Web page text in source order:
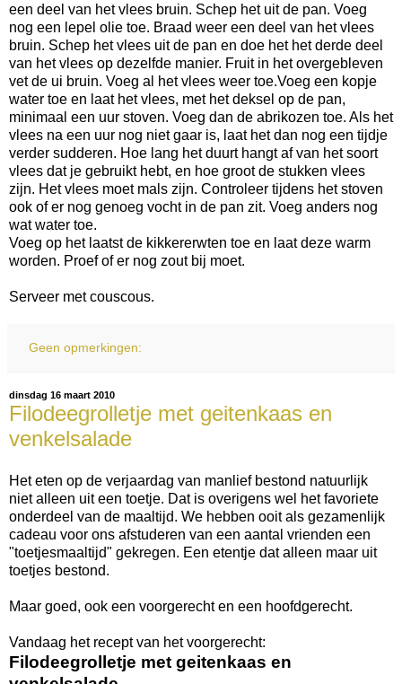
een deel van het vlees bruin. Schep het uit de pan. Voeg
nog een lepel olie toe. Braad weer een deel van het vlees
bruin. Schep het vlees uit de pan en doe het het derde deel
van het vlees op dezelfde manier. Fruit in het overgebleven
vet de ui bruin. Voeg al het vlees weer toe.Voeg een kopje
water toe en laat het vlees, met het deksel op de pan,
minimaal een uur stoven. Voeg dan de abrikozen toe. Als het
vlees na een uur nog niet gaar is, laat het dan nog een tijdje
verder sudderen. Hoe lang het duurt hangt af van het soort
vlees dat je gebruikt hebt, en hoe groot de stukken vlees
zijn. Het vlees moet mals zijn. Controleer tijdens het stoven
ook of er nog genoeg vocht in de pan zit. Voeg anders nog
wat water toe.
Voeg op het laatst de kikkererwten toe en laat deze warm
worden. Proef of er nog zout bij moet.
Serveer met couscous.
Geen opmerkingen:
dinsdag 16 maart 2010
Filodeegrolletje met geitenkaas en
venkelsalade
Het eten op de verjaardag van manlief bestond natuurlijk
niet alleen uit een toetje. Dat is overigens wel het favoriete
onderdeel van de maaltijd. We hebben ooit als gezamenlijk
cadeau voor ons afstuderen van een aantal vrienden een
"toetjesmaaltijd" gekregen. Een etentje dat alleen maar uit
toetjes bestond.
Maar goed, ook een voorgerecht en een hoofdgerecht.
Vandaag het recept van het voorgerecht:
Filodeegrolletje met geitenkaas en